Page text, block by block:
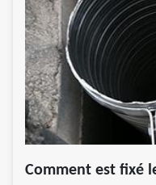
Comment est fixé